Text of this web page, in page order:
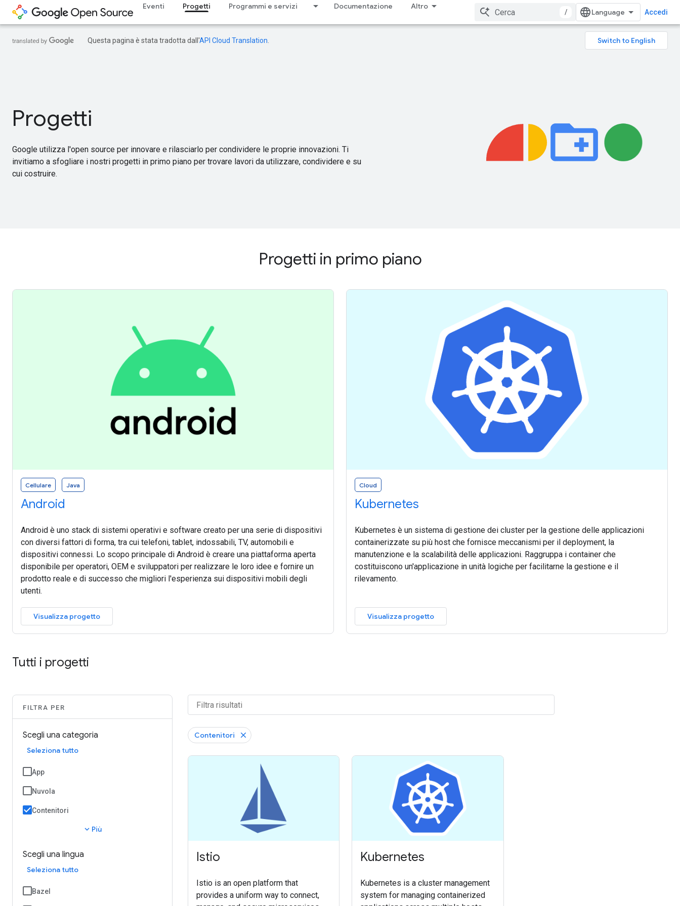
Eventi Progetti Programmi e servizi Documentazione Altro
/ Accedi
Questa pagina è stata tradotta dall'API Cloud Translation
Progetti
Google utilizza l'open source per innovare e rilasciarlo per condividere le proprie innovazioni. Ti
invitiamo a sfogliare i nostri progetti in primo piano per trovare lavori da utilizzare, condividere e su
cui costruire.
Progetti in primo piano
Cellulare Java
Android
Android è uno stack di sistemi operativi e software creato per una serie di dispositivi
con diversi fattori di forma, tra cui telefoni, tablet, indossabili, TV, automobili e
dispositivi connessi. Lo scopo principale di Android è creare una piattaforma aperta
disponibile per operatori, OEM e sviluppatori per realizzare le loro idee e fornire un
prodotto reale e di successo che migliori l'esperienza sui dispositivi mobili degli
utenti.
Visualizza progetto
Cloud
Kubernetes
Kubernetes è un sistema di gestione dei cluster per la gestione delle applicazioni
containerizzate su più host che fornisce meccanismi per il deployment, la
manutenzione e la scalabilità delle applicazioni. Raggruppa i container che
costituiscono un'applicazione in unità logiche per facilitarne la gestione e il
rilevamento.
Visualizza progetto
Tutti i progetti
FILTRA PER
Scegli una categoria
Seleziona tutto
App
Nuvola
Contenitori
expand_more Più
Scegli una lingua
Seleziona tutto
Bazel
Contenitori
Istio
Istio is an open platform that
provides a uniform way to connect,
Kubernetes
Kubernetes is a cluster management
system for managing containerized